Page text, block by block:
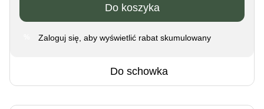
Do koszyka
Zaloguj się , aby wyświetlić rabat skumulowany
Do schowka